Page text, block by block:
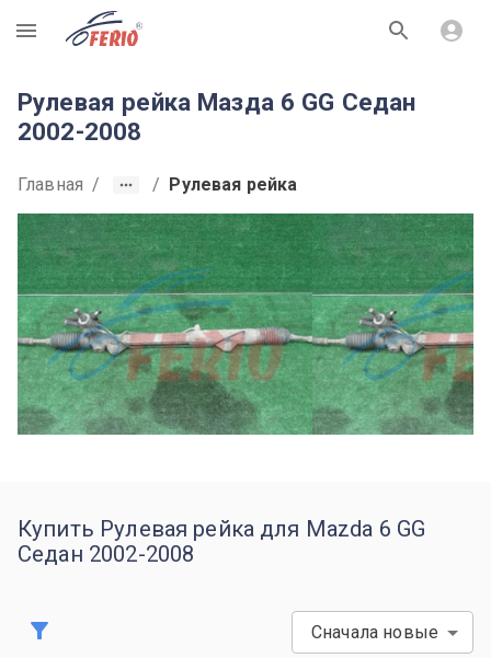
R
Рулевая рейка Мазда 6 GG Седан
2002-2008
Главная / / Рулевая рейка
Купить Рулевая рейка для Mazda 6 GG
Седан 2002-2008
Сначала новые